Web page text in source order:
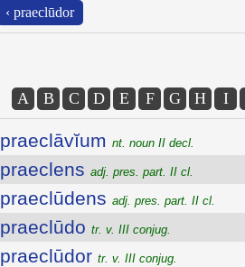
‹ praeclūdor
A B C D E F G H I
praeclāvĭum nt. noun II decl.
praeclens adj. pres. part. II cl.
praeclūdens adj. pres. part. II cl.
praeclūdo tr. v. III conjug.
praeclūdor tr. v. III conjug.